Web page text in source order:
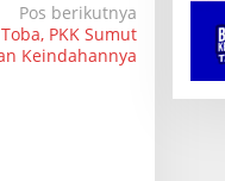
Pos berikutnya
PKK Sumut
Keindahannya